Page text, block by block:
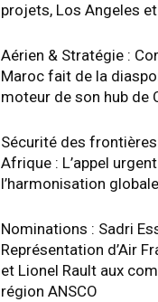
projets, Los Angeles
Aérien & Stratégie :
Maroc fait de la
moteur de son hub de
Sécurité des
Afrique : L’appel
l’harmonisation globale
Nominations : Sadri
Représentation d’Air
et Lionel Rault aux
région ANSCO